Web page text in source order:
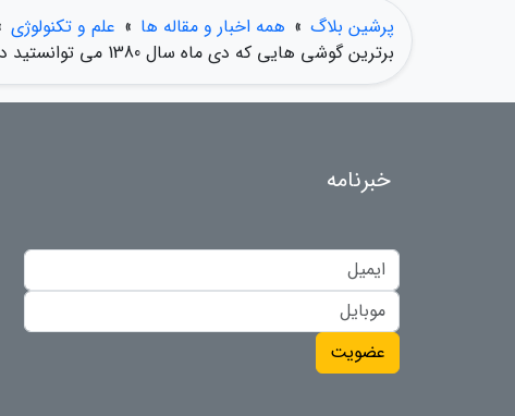
پرشین بلاگ » همه اخبار و مقاله ها » علم و تکنولوژی
برترین گوشی هایی که دی ماه سال 1380 می توانستید در ایران خریداری کنید: 24 گوشی شگفت انگیز، همراه با قیمت آن موقع آنها در بازار تهران!
خبرنامه
عضویت